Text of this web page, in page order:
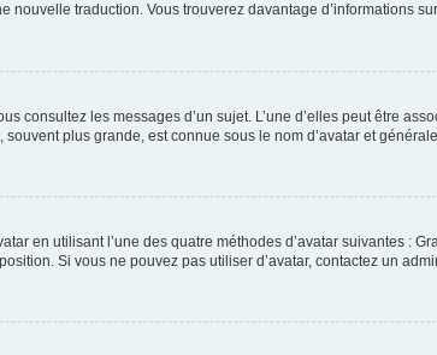
nouvelle traduction. Vous trouverez davantage d’informations
consultez les messages d’un sujet. L’une d’elles peut être
plus grande, est connue sous le nom d’avatar et
en utilisant l’une des quatre méthodes d’avatar suivantes :
Si vous ne pouvez pas utiliser d’avatar, contactez un